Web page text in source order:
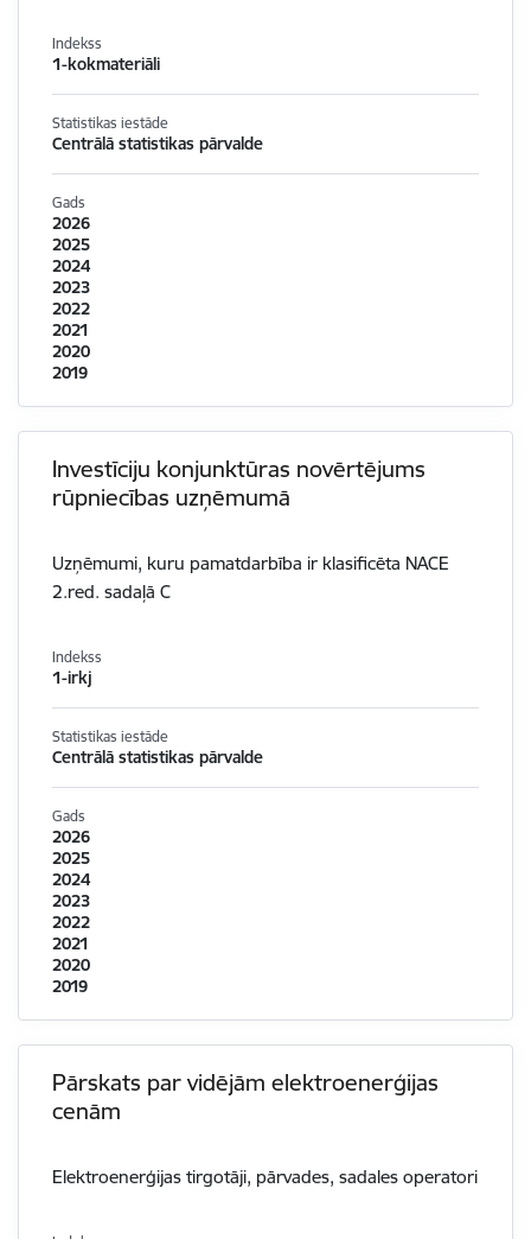
Indekss
1-kokmateriāli
Statistikas iestāde
Centrālā statistikas pārvalde
Gads
2026
2025
2024
2023
2022
2021
2020
2019
Investīciju konjunktūras novērtējums
rūpniecības uzņēmumā
Uzņēmumi, kuru pamatdarbība ir klasificēta NACE
2.red. sadaļā C
Indekss
1-irkj
Statistikas iestāde
Centrālā statistikas pārvalde
Gads
2026
2025
2024
2023
2022
2021
2020
2019
Pārskats par vidējām elektroenerģijas
cenām
Elektroenerģijas tirgotāji, pārvades, sadales operatori